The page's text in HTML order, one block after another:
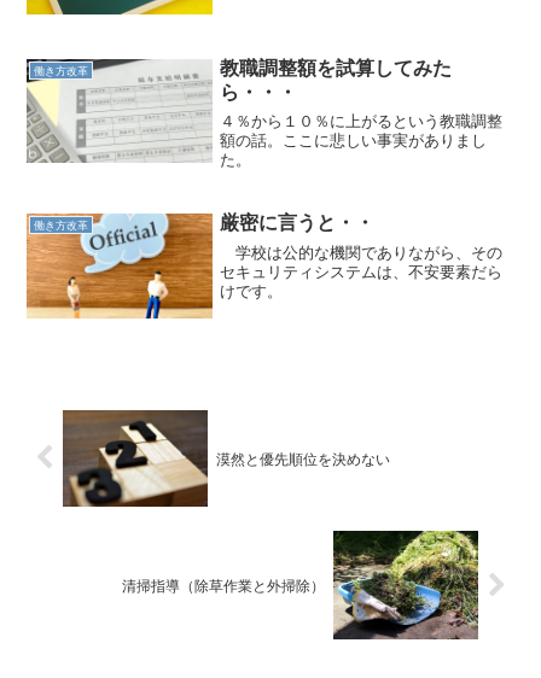
働き方改革
教職調整額を試算してみた
ら・・・
４％から１０％に上がるという教職調整
額の話。ここに悲しい事実がありまし
た。
働き方改革 厳密に言うと・・
学校は公的な機関でありながら、その
セキュリティシステムは、不安要素だら
けです。
漠然と優先順位を決めない
清掃指導（除草作業と外掃除）